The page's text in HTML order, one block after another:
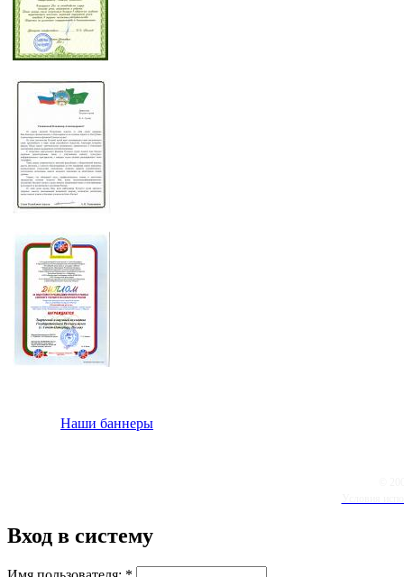
Наши баннеры
Вход в систему